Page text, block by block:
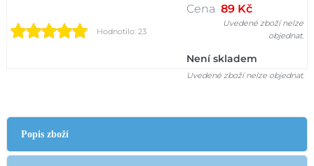
Hodnotilo: 23
Cena 89 Kč
Uvedené zboží nelze
objednat.
Není skladem
Uvedené zboží nelze objednat.
Popis zboží